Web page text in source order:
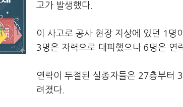
고가 발생했다.
이 사고로 공사 현장 지상에 있던 1명
3명은 자력으로 대피했으나 6명은 연
연락이 두절된 실종자들은 27층부터
려졌다.